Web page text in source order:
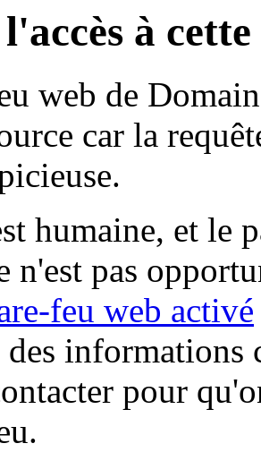
à
web de
car la
humaine, et le
n'est pas
feu web activé
informations
pour